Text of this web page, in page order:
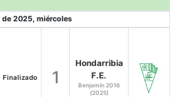
2025, miércoles
Finalizado 1
Hondarribia
F.E.
Benjamín 2016
(2025)